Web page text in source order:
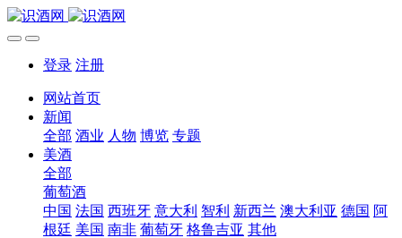
登录 注册
网站首页
新闻
全部 酒业 人物 博览 专题
美酒
全部
葡萄酒
中国 法国 西班牙 意大利 智利 新西兰 澳大利亚 德国 阿
根廷 美国 南非 葡萄牙 格鲁吉亚 其他